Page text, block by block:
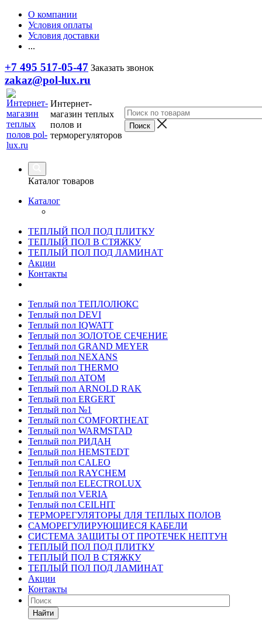
О компании
Условия оплаты
Условия доставки
...
+7 495 517-05-47 Заказать звонок
zakaz@pol-lux.ru
Интернет-
магазин теплых
полов и
терморегуляторов
Каталог товаров
Каталог
ТЕПЛЫЙ ПОЛ ПОД ПЛИТКУ
ТЕПЛЫЙ ПОЛ В СТЯЖКУ
ТЕПЛЫЙ ПОЛ ПОД ЛАМИНАТ
Акции
Контакты
Теплый пол ТЕПЛОЛЮКС
Теплый пол DEVI
Теплый пол IQWATT
Теплый пол ЗОЛОТОЕ СЕЧЕНИЕ
Теплый пол GRAND MEYER
Теплый пол NEXANS
Теплый пол THERMO
Теплый пол ATOM
Теплый пол ARNOLD RAK
Теплый пол ERGERT
Теплый пол №1
Теплый пол COMFORTHEAT
Теплый пол WARMSTAD
Теплый пол РИДАН
Теплый пол HEMSTEDT
Теплый пол CALEO
Теплый пол RAYCHEM
Теплый пол ELECTROLUX
Теплый пол VERIA
Теплый пол CEILHIT
ТЕРМОРЕГУЛЯТОРЫ ДЛЯ ТЕПЛЫХ ПОЛОВ
САМОРЕГУЛИРУЮЩИЕСЯ КАБЕЛИ
СИСТЕМА ЗАЩИТЫ ОТ ПРОТЕЧЕК НЕПТУН
ТЕПЛЫЙ ПОЛ ПОД ПЛИТКУ
ТЕПЛЫЙ ПОЛ В СТЯЖКУ
ТЕПЛЫЙ ПОЛ ПОД ЛАМИНАТ
Акции
Контакты
Найти